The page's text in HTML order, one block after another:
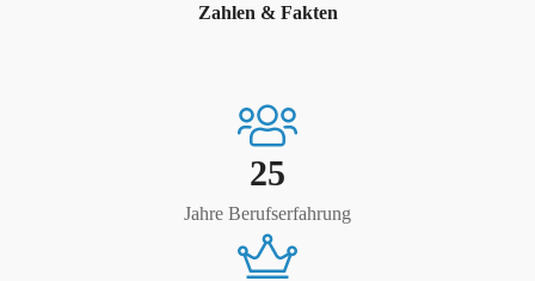
Zahlen & Fakten
25
Jahre Berufserfahrung